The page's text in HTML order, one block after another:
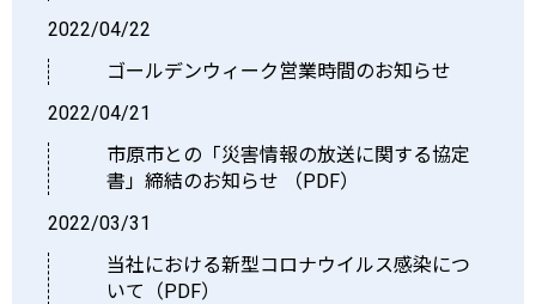
2022/04/22
ゴールデンウィーク営業時間のお知らせ
2022/04/21
市原市との「災害情報の放送に関する協定
書」締結のお知らせ （PDF）
2022/03/31
当社における新型コロナウイルス感染につ
いて（PDF）